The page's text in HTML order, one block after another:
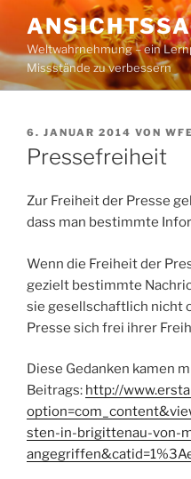
Inhalt
springenWeltwahrnehmung – ein
Missstände zu verbessern
VERÖFFENTLICHT
AM
6. JANUAR 2014 VON
Pressefreiheit
Zur Freiheit der Presse
dass man bestimmte
Wenn die Freiheit der
gezielt bestimmte
sie gesellschaftlich nicht
Presse sich frei ihrer
Diese Gedanken kamen
Beitrags: http://
sten-in-brigittenau-von-